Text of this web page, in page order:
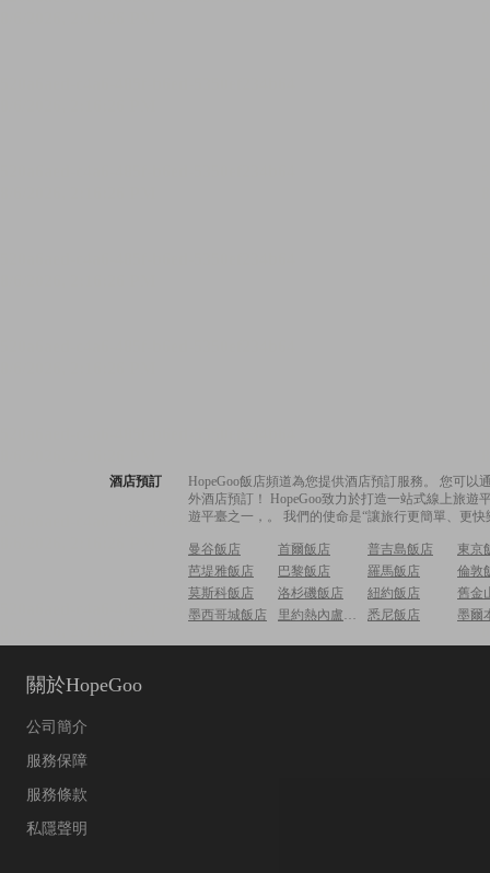
酒店預訂
HopeGoo飯店頻道為您提供酒店預訂服務。 您可
外酒店預訂！ HopeGoo致力於打造一站式線上旅
遊平臺之一，。 我們的使命是“讓旅行更簡單、更
曼谷飯店 首爾飯店 普吉島飯店
東京
芭堤雅飯店
巴黎飯店 羅馬飯店
倫敦
莫斯科飯店
洛杉磯飯店 紐約飯店
舊金
墨西哥城飯店
里約熱內盧飯店 悉尼飯店 墨爾
關於HopeGoo
公司簡介
服務保障
服務條款
私隱聲明